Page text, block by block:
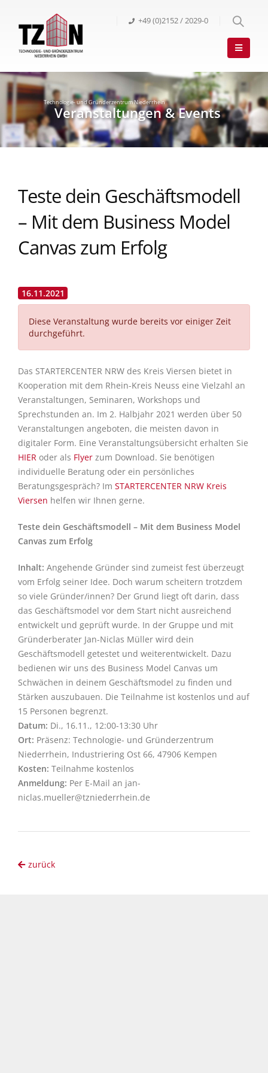
+49 (0)2152 / 2029-0
Teste dein Geschäftsmodell
– Mit dem Business Model
Canvas zum Erfolg
16.11.2021
Diese Veranstaltung wurde bereits vor einiger Zeit
durchgeführt.
Das STARTERCENTER NRW des Kreis Viersen bietet in
Kooperation mit dem Rhein-Kreis Neuss eine Vielzahl an
Veranstaltungen, Seminaren, Workshops und
Sprechstunden an. Im 2. Halbjahr 2021 werden über 50
Veranstaltungen angeboten, die meisten davon in
digitaler Form. Eine Veranstaltungsübersicht erhalten Sie
HIER oder als Flyer zum Download. Sie benötigen
individuelle Beratung oder ein persönliches
Beratungsgespräch? Im STARTERCENTER NRW Kreis
Viersen helfen wir Ihnen gerne.
Teste dein Geschäftsmodell – Mit dem Business Model
Canvas zum Erfolg
Inhalt: Angehende Gründer sind zumeist fest überzeugt
vom Erfolg seiner Idee. Doch warum scheitern trotzdem
so viele Gründer/innen? Der Grund liegt oft darin, dass
das Geschäftsmodel vor dem Start nicht ausreichend
entwickelt und geprüft wurde. In der Gruppe und mit
Gründerberater Jan-Niclas Müller wird dein
Geschäftsmodell getestet und weiterentwickelt. Dazu
bedienen wir uns des Business Model Canvas um
Schwächen in deinem Geschäftsmodel zu finden und
Stärken auszubauen. Die Teilnahme ist kostenlos und auf
15 Personen begrenzt.
Datum: Di., 16.11., 12:00-13:30 Uhr
Ort: Präsenz: Technologie- und Gründerzentrum
Niederrhein, Industriering Ost 66, 47906 Kempen
Kosten: Teilnahme kostenlos
Anmeldung: Per E-Mail an jan-
niclas.mueller@tzniederrhein.de
zurück